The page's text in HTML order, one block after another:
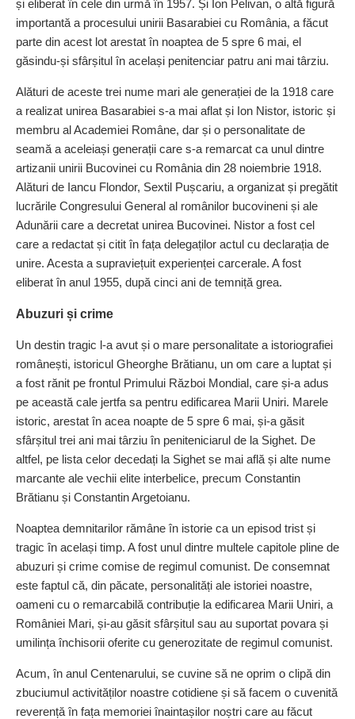
și eliberat în cele din urmă în 1957. Și Ion Pelivan, o altă figură
importantă a procesului unirii Basarabiei cu România, a făcut
parte din acest lot arestat în noaptea de 5 spre 6 mai, el
găsindu-și sfârșitul în același penitenciar patru ani mai târziu.
Alături de aceste trei nume mari ale generației de la 1918 care
a realizat unirea Basarabiei s-a mai aflat și Ion Nistor, istoric și
membru al Academiei Române, dar și o personalitate de
seamă a aceleiași generații care s-a remarcat ca unul dintre
artizanii unirii Bucovinei cu România din 28 noiembrie 1918.
Alături de Iancu Flondor, Sextil Pușcariu, a organizat și pregătit
lucrările Congresului General al românilor bucovineni și ale
Adunării care a decretat unirea Bucovinei. Nistor a fost cel
care a redactat și citit în fața delegaților actul cu declarația de
unire. Acesta a supraviețuit experienței carcerale. A fost
eliberat în anul 1955, după cinci ani de temniță grea.
Abuzuri și crime
Un destin tragic l-a avut și o mare personalitate a istoriografiei
românești, istoricul Gheorghe Brătianu, un om care a luptat și
a fost rănit pe frontul Primului Război Mondial, care și-a adus
pe această cale jertfa sa pentru edificarea Marii Uniri. Marele
istoric, arestat în acea noapte de 5 spre 6 mai, și-a găsit
sfârșitul trei ani mai târziu în peniteniciarul de la Sighet. De
altfel, pe lista celor decedați la Sighet se mai află și alte nume
marcante ale vechii elite interbelice, precum Constantin
Brătianu și Constantin Argetoianu.
Noaptea demnitarilor rămâne în istorie ca un episod trist și
tragic în același timp. A fost unul dintre multele capitole pline de
abuzuri și crime comise de regimul comunist. De consemnat
este faptul că, din păcate, personalități ale istoriei noastre,
oameni cu o remarcabilă contribuție la edificarea Marii Uniri, a
României Mari, și-au găsit sfârșitul sau au suportat povara și
umilința închisorii oferite cu generozitate de regimul comunist.
Acum, în anul Centenarului, se cuvine să ne oprim o clipă din
zbuciumul activităților noastre cotidiene și să facem o cuvenită
reverență în fața memoriei înaintașilor noștri care au făcut